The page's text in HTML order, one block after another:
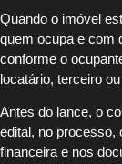
Quando o imóvel
quem ocupa e com
conforme o
locatário, terceiro
Antes do lance, o
edital, no processo,
financeira e nos